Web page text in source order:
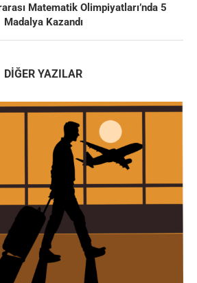
Matematik Olimpiyatları’nda 5
Madalya Kazandı
DIĞER YAZILAR